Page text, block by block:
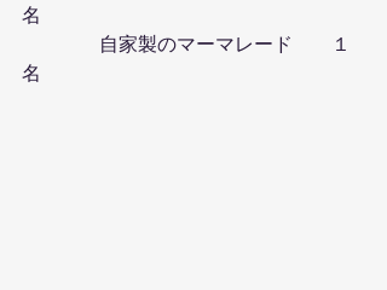
名
自家製のマーマレード　　１
名